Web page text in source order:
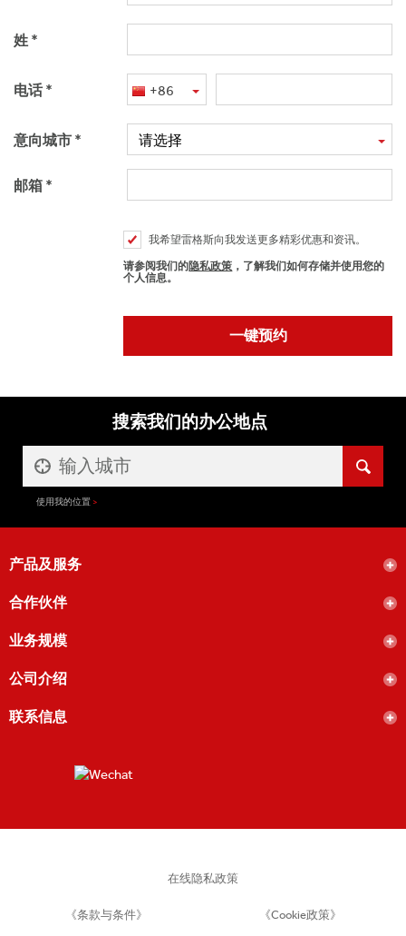
姓
电话 +86
意向城市 请选择
邮箱
我希望雷格斯向我发送更多精彩优惠和资讯。
请参阅我们的隐私政策 ，了解我们如何存储并使用您的
个人信息。
搜索我们的办公地点
使用我的位置
产品及服务
合作伙伴
业务规模
公司介绍
联系信息
在线隐私政策
《条款与条件》 《Cookie政策》